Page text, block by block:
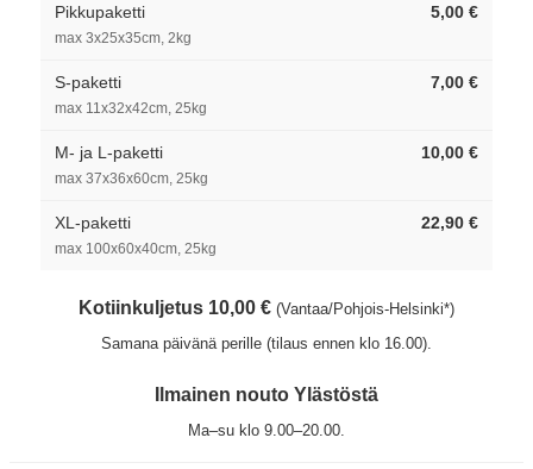
Pikkupaketti
max 3x25x35cm, 2kg
5,00 €
S-paketti
max 11x32x42cm, 25kg
7,00 €
M- ja L-paketti
max 37x36x60cm, 25kg
10,00 €
XL-paketti
max 100x60x40cm, 25kg
22,90 €
Kotiinkuljetus 10,00 € (Vantaa/Pohjois-Helsinki*)
Samana päivänä perille (tilaus ennen klo 16.00).
Ilmainen nouto Ylästöstä
Ma–su klo 9.00–20.00.